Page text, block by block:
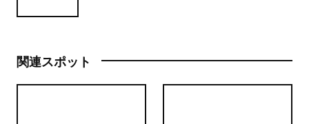
関連スポット